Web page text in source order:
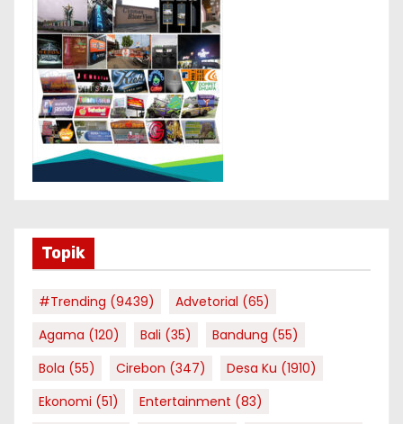
Topik
#Trending (9439) Advetorial (65)
Agama (120) Bali (35) Bandung (55)
Bola (55) Cirebon (347) Desa Ku (1910)
Ekonomi (51) Entertainment (83)